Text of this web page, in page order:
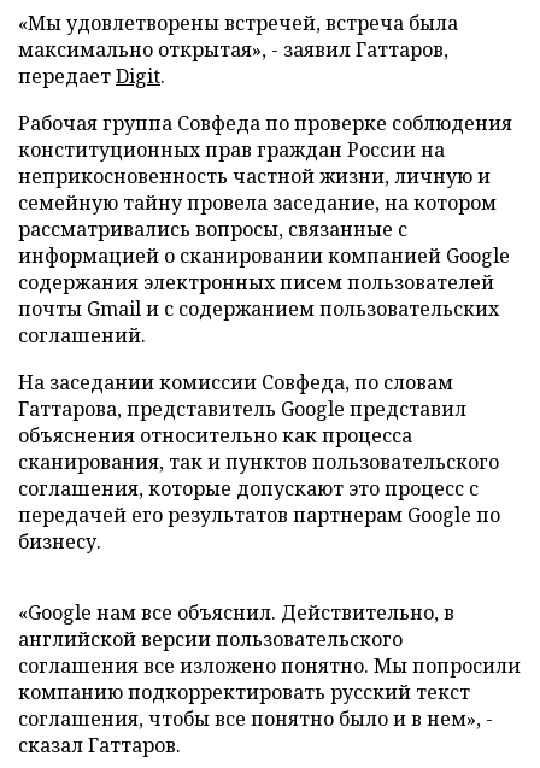
«Мы удовлетворены встречей, встреча была
максимально открытая», - заявил Гаттаров,
передаетDigit.
Рабочая группа Совфеда по проверке соблюдения
конституционных прав граждан России на
неприкосновенность частной жизни, личную и
семейную тайну провела заседание, на котором
рассматривались вопросы, связанные с
информацией о сканировании компанией Google
содержания электронных писем пользователей
почты Gmail и с содержанием пользовательских
соглашений.
На заседании комиссии Совфеда, по словам
Гаттарова, представитель Google представил
объяснения относительно как процесса
сканирования, так и пунктов пользовательского
соглашения, которые допускают это процесс с
передачей его результатов партнерам Google по
бизнесу.
«Google нам все объяснил. Действительно, в
английской версии пользовательского
соглашения все изложено понятно. Мы попросили
компанию подкорректировать русский текст
соглашения, чтобы все понятно было и в нем», -
сказал Гаттаров.